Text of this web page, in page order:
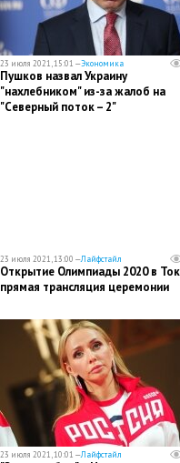
23 июля 2021, 15:01 —Экономика
Пушков назвал Украину
"нахлебником" из-за жалоб на
"Северный поток – 2"
23 июля 2021, 13:00 —Лайфстайл
Открытие Олимпиады 2020 в
прямая трансляция церемонии
23 июля 2021, 10:01 —Лайфстайл